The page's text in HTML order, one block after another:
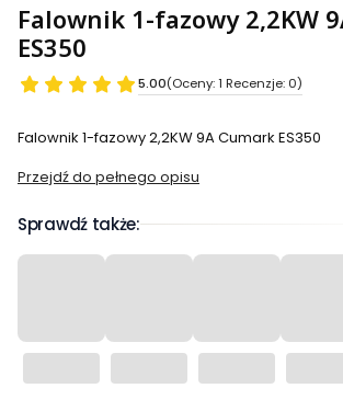
Falownik 1-fazowy 2,2KW
ES350
5.00(Oceny: 1 Recenzje: 0)
Falownik 1-fazowy 2,2KW 9A Cumark ES350
Przejdź do pełnego opisu
Sprawdź także: